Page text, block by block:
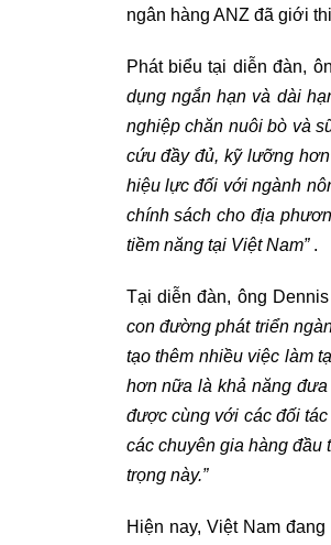
ngân hàng ANZ đã giới
Phát biểu tại diễn đàn,
dụng ngắn hạn và dài
nghiệp chăn nuôi bò và
cứu đầy đủ, kỹ lưỡng
hiệu lực đối với ngành
chính sách cho địa
tiềm năng tại Việt Nam” .
Tại diễn đàn, ông
con đườngphát triển
tạo thêm nhiềuviệc làm
hơn nữa là khả năng
được cùng với các đối
các chuyên gia hàng đầu
trọng này.”
Hiện nay, Việt Nam